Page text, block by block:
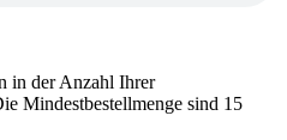
in der Anzahl Ihrer
Mindestbestellmenge sind 15